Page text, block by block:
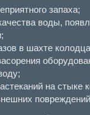
запаха;
воды,
в шахте
на стыке